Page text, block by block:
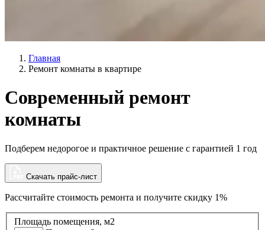
Главная
Ремонт комнаты в квартире
Современный ремонт
комнаты
Подберем недорогое и практичное решение с гарантией 1 год
Скачать прайс-лист
Рассчитайте стоимость ремонта и получите скидку 1%
Площадь помещения, м2